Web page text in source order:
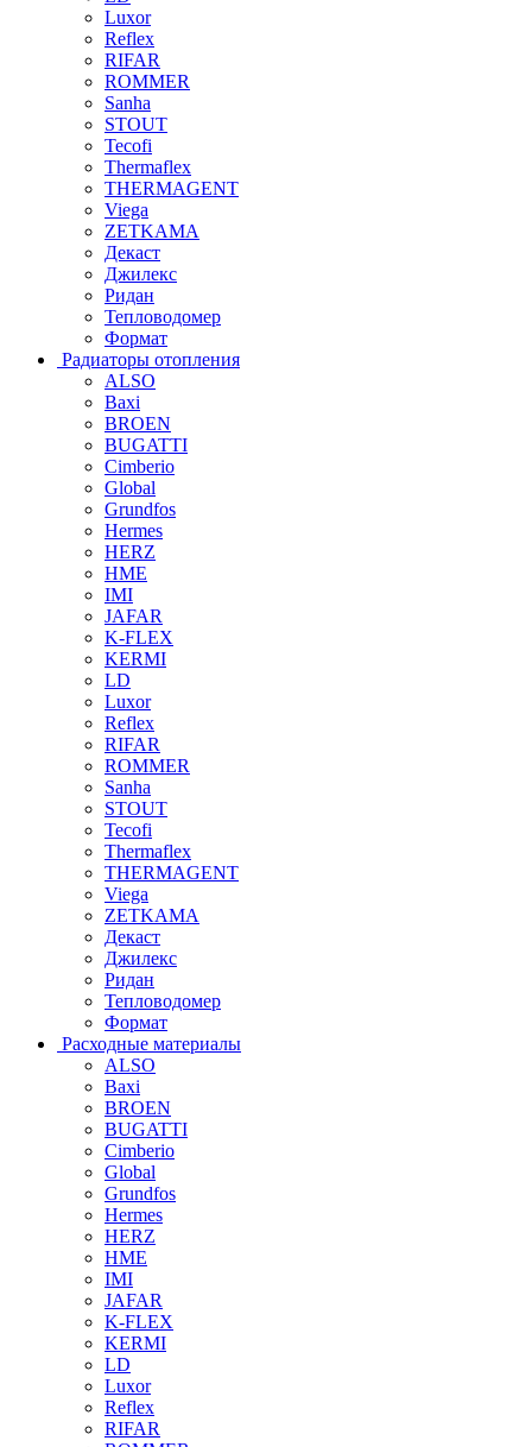
Luxor
Reflex
RIFAR
ROMMER
Sanha
STOUT
Tecofi
Thermaflex
THERMAGENT
Viega
ZETKAMA
Декаст
Джилекс
Ридан
Тепловодомер
Формат
Радиаторы отопления
ALSO
Baxi
BROEN
BUGATTI
Cimberio
Global
Grundfos
Hermes
HERZ
HME
IMI
JAFAR
K-FLEX
KERMI
LD
Luxor
Reflex
RIFAR
ROMMER
Sanha
STOUT
Tecofi
Thermaflex
THERMAGENT
Viega
ZETKAMA
Декаст
Джилекс
Ридан
Тепловодомер
Формат
Расходные материалы
ALSO
Baxi
BROEN
BUGATTI
Cimberio
Global
Grundfos
Hermes
HERZ
HME
IMI
JAFAR
K-FLEX
KERMI
LD
Luxor
Reflex
RIFAR